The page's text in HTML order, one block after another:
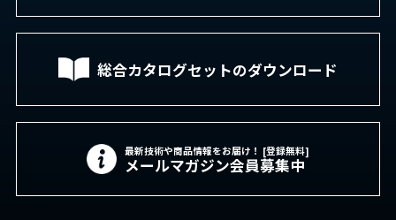
総合カタログセットのダウンロード
最新技術や商品情報をお届け！ [登録無料]
メールマガジン会員募集中